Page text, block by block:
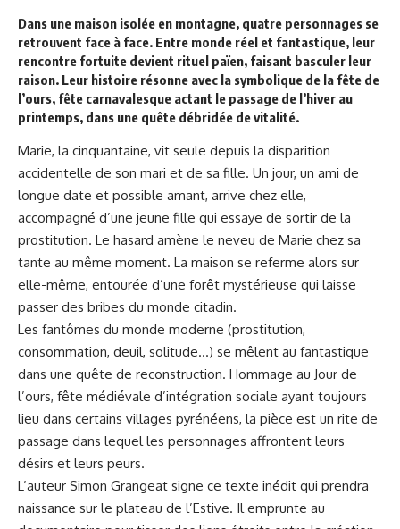
Dans une maison isolée en montagne, quatre personnages se
retrouvent face à face. Entre monde réel et fantastique, leur
rencontre fortuite devient rituel païen, faisant basculer leur
raison. Leur histoire résonne avec la symbolique de la fête de
l’ours, fête carnavalesque actant le passage de l’hiver au
printemps, dans une quête débridée de vitalité.
Marie, la cinquantaine, vit seule depuis la disparition
accidentelle de son mari et de sa fille. Un jour, un ami de
longue date et possible amant, arrive chez elle,
accompagné d’une jeune fille qui essaye de sortir de la
prostitution. Le hasard amène le neveu de Marie chez sa
tante au même moment. La maison se referme alors sur
elle-même, entourée d’une forêt mystérieuse qui laisse
passer des bribes du monde citadin.
Les fantômes du monde moderne (prostitution,
consommation, deuil, solitude…) se mêlent au fantastique
dans une quête de reconstruction. Hommage au Jour de
l’ours, fête médiévale d’intégration sociale ayant toujours
lieu dans certains villages pyrénéens, la pièce est un rite de
passage dans lequel les personnages affrontent leurs
désirs et leurs peurs.
L’auteur Simon Grangeat signe ce texte inédit qui prendra
naissance sur le plateau de l’Estive. Il emprunte au